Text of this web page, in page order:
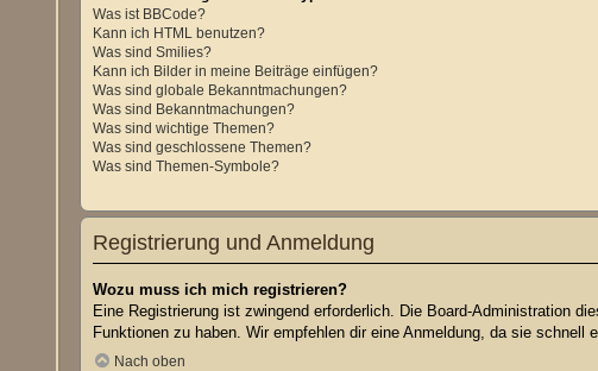
Was ist BBCode?
Kann ich HTML benutzen?
Was sind Smilies?
Kann ich Bilder in meine Beiträge einfügen?
Was sind globale Bekanntmachungen?
Was sind Bekanntmachungen?
Was sind wichtige Themen?
Was sind geschlossene Themen?
Was sind Themen-Symbole?
Registrierung und Anmeldung
Wozu muss ich mich registrieren?
Eine Registrierung ist zwingend erforderlich. Die Board-Administration
Funktionen zu haben. Wir empfehlen dir eine Anmeldung, da sie schnell
Nach oben